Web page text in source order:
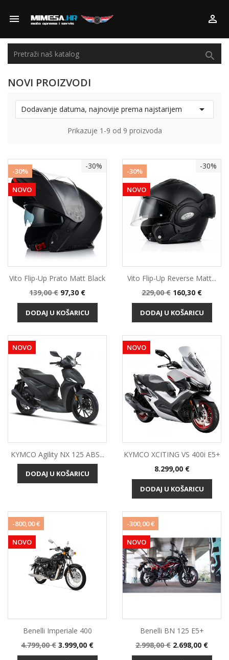
 

NOVI PROIZVODI
Dodavanje datuma, najnovije prema najstarijem 
Prikazuje 1-9 od 9 proizvoda
-30%
-30%
NOVO
Vito Flip-Up Prato Matt Black
Standardna
cijena
139,00 € Cijena
97,30 €
DODAJ U KOŠARICU
-30%
-30%
NOVO
Vito Flip-Up Reverse Matt...
Standardna
cijena
229,00 € Cijena
160,30 €
DODAJ U KOŠARICU
NOVO
KYMCO Agility NX 125 ABS...
DODAJ U KOŠARICU
NOVO
KYMCO XCITING VS 400i E5+
Cijena
8.299,00 €
DODAJ U KOŠARICU
-800,00 €
NOVO
Benelli Imperiale 400
Standardna
cijena
4.799,00 € Cijena
3.999,00 €
-300,00 €
NOVO
Benelli BN 125 E5+
Standardna
cijena
2.998,00 € Cijena
2.698,00 €